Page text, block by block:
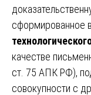
сформированное
качестве
ст. 75 АПК РФ),
совокупности с